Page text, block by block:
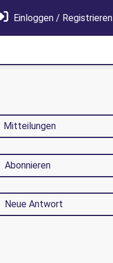
Einloggen / Registrieren
Mitteilungen
Abonnieren
Neue Antwort